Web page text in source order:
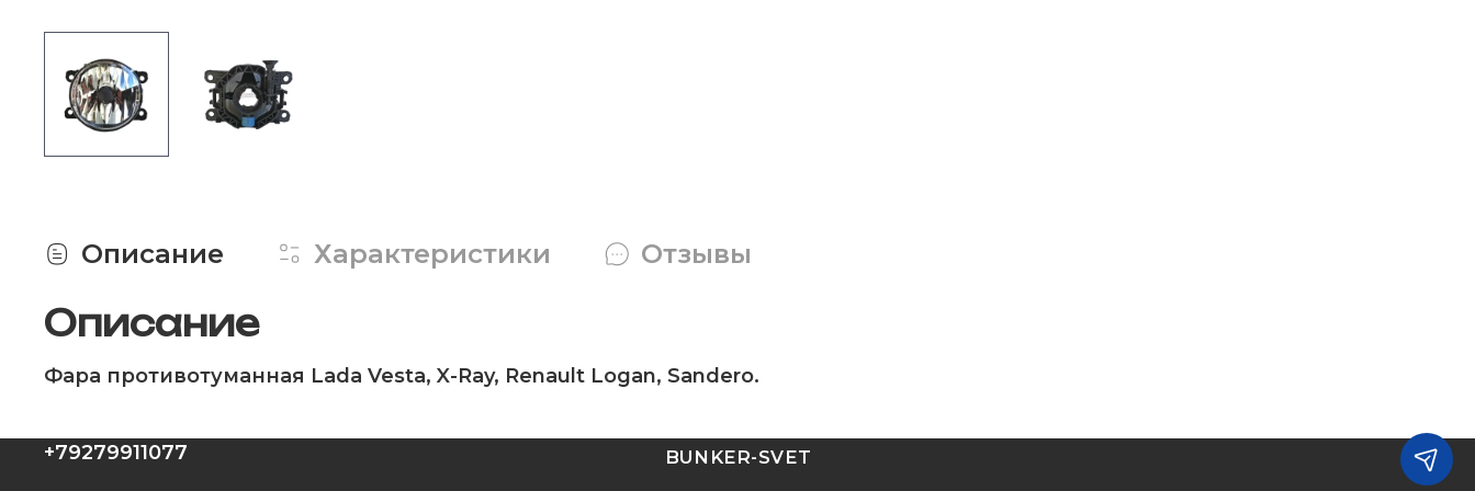
Описание Характеристики Отзывы
Описание
Фара противотуманная Lada Vesta, X-Ray, Renault Logan, Sandero.
+79279911077 BUNKER-SVET